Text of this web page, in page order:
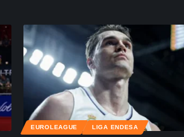
EUROLEAGUE LIGA ENDESA